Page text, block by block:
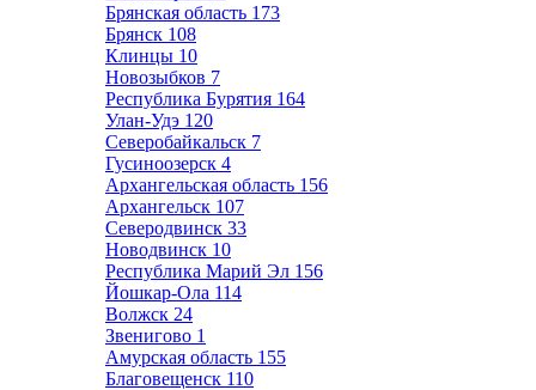
Брянская область 173
Брянск 108
Клинцы 10
Новозыбков 7
Республика Бурятия 164
Улан-Удэ 120
Северобайкальск 7
Гусиноозерск 4
Архангельская область 156
Архангельск 107
Северодвинск 33
Новодвинск 10
Республика Марий Эл 156
Йошкар-Ола 114
Волжск 24
Звенигово 1
Амурская область 155
Благовещенск 110